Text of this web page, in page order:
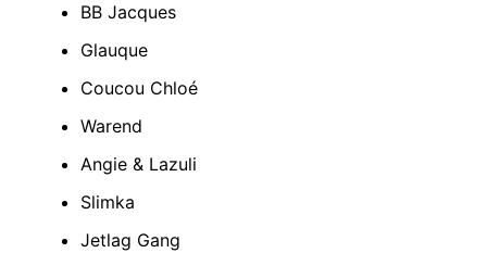
BB Jacques
Glauque
Coucou Chloé
Warend
Angie & Lazuli
Slimka
Jetlag Gang